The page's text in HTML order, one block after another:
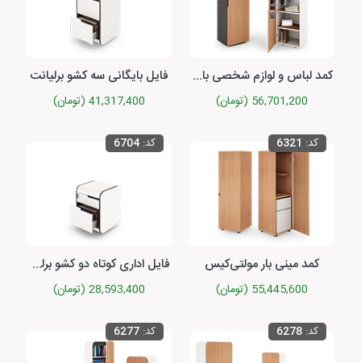
کمد لباس و لوازم شخصی با یک درب چوبی با رگال برلیانت
56,701,200 (تومان)
فایل بایگانی سه کشو برلیانت
41,317,400 (تومان)
کد: 6321
کمد مینی بار مولتی‌کیس
55,445,600 (تومان)
کد: 6704
فایل اداری کوتاه دو کشو برلیانت
28,593,400 (تومان)
کد: 6278 کد: 6277